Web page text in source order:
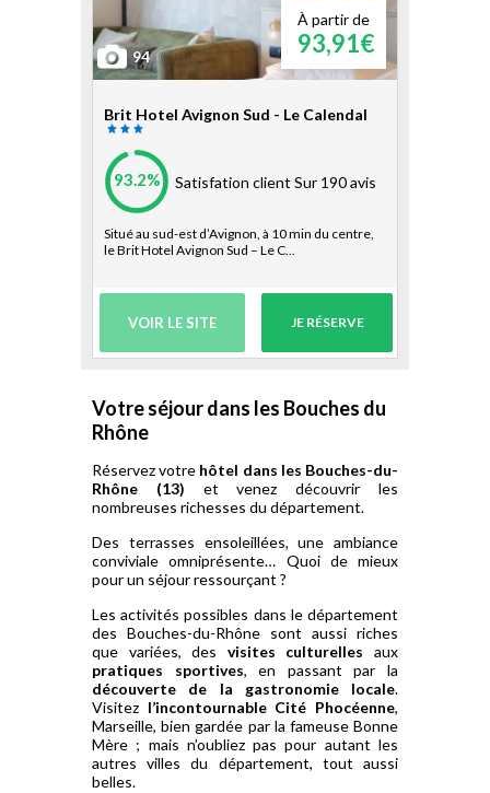
À partir de
93,91€
94
Brit Hotel Avignon Sud - Le Calendal
93.2% Satisfation client Sur 190 avis
Situé au sud-est d’Avignon, à 10 min du centre,
le Brit Hotel Avignon Sud – Le C...
VOIR LE SITE JE RÉSERVE
Votre séjour dans les Bouches du
Rhône
Réservez votre hôtel dans les Bouches-du-
Rhône (13) et venez découvrir les
nombreuses richesses du département.
Des terrasses ensoleillées, une ambiance
conviviale omniprésente… Quoi de mieux
pour un séjour ressourçant ?
Les activités possibles dans le département
des Bouches-du-Rhône sont aussi riches
que variées, des visites culturellesaux
pratiques sportives, en passant par la
découverte de la gastronomie locale.
Visitez l’incontournable Cité Phocéenne,
Marseille, bien gardée par la fameuse Bonne
Mère ; mais n’oubliez pas pour autant les
autres villes du département, tout aussi
belles.